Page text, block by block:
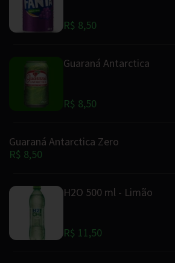
R$ 8,50
Guaraná Antarctica
R$ 8,50
Guaraná Antarctica Zero
R$ 8,50
H2O 500 ml - Limão
R$ 11,50